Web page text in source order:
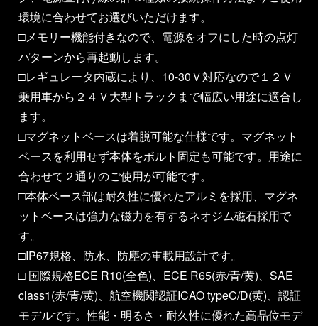
環境に合わせてお選びいただけます。
□メモリー機能付きなので、電源をオフにした時の点灯
パターンから再起動します。
□レギュレータ内蔵により、10-30Ｖ対応なので１２Ｖ
乗用車から２４Ｖ大型トラックまで幅広い用途に適合し
ます。
□マグネットベースは着脱可能な仕様です。マグネット
ベースを利用せず本体をボルト固定も可能です。用途に
合わせて２通りのご使用が可能です。
□本体ベース部は耐久性に優れたアルミを採用、マグネ
ットベースは強力な磁力を有するネオジム磁石採用で
す。
□IP67規格、防水、防塵の車載用設計です。
□ 国際規格ECE R10(全色)、ECE R65(赤/青/黄)、SAE
class1(赤/青/黄)、航空機関認証ICAO typeC/D(黄)、認証
モデルです。性能・明るさ・耐久性に優れた高品位モデ